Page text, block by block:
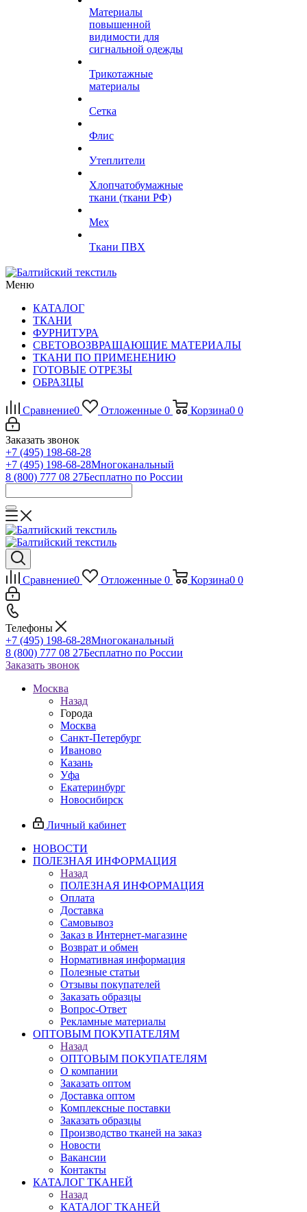
Материалы
повышенной
видимости для
сигнальной одежды
Трикотажные
материалы
Сетка
Флис
Утеплители
Хлопчатобумажные
ткани (ткани РФ)
Мех
Ткани ПВХ
Меню
КАТАЛОГ
ТКАНИ
ФУРНИТУРА
СВЕТОВОЗВРАЩАЮЩИЕ МАТЕРИАЛЫ
ТКАНИ ПО ПРИМЕНЕНИЮ
ГОТОВЫЕ ОТРЕЗЫ
ОБРАЗЦЫ
Сравнение0 Отложенные 0 Корзина0 0
Заказать звонок
+7 (495) 198-68-28
+7 (495) 198-68-28Многоканальный
8 (800) 777 08 27Бесплатно по России
Сравнение0 Отложенные 0 Корзина0 0
Телефоны
+7 (495) 198-68-28Многоканальный
8 (800) 777 08 27Бесплатно по России
Заказать звонок
Москва
Назад
Города
Москва
Санкт-Петербург
Иваново
Казань
Уфа
Екатеринбург
Новосибирск
Личный кабинет
НОВОСТИ
ПОЛЕЗНАЯ ИНФОРМАЦИЯ
Назад
ПОЛЕЗНАЯ ИНФОРМАЦИЯ
Оплата
Доставка
Самовывоз
Заказ в Интернет-магазине
Возврат и обмен
Нормативная информация
Полезные статьи
Отзывы покупателей
Заказать образцы
Вопрос-Ответ
Рекламные материалы
ОПТОВЫМ ПОКУПАТЕЛЯМ
Назад
ОПТОВЫМ ПОКУПАТЕЛЯМ
О компании
Заказать оптом
Доставка оптом
Комплексные поставки
Заказать образцы
Производство тканей на заказ
Новости
Вакансии
Контакты
КАТАЛОГ ТКАНЕЙ
Назад
КАТАЛОГ ТКАНЕЙ